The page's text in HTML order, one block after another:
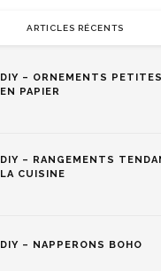
ARTICLES RÉCENTS
DIY – ORNEMENTS
EN PAPIER
DIY – RANGEMENTS
LA CUISINE
DIY – NAPPERONS BOHO